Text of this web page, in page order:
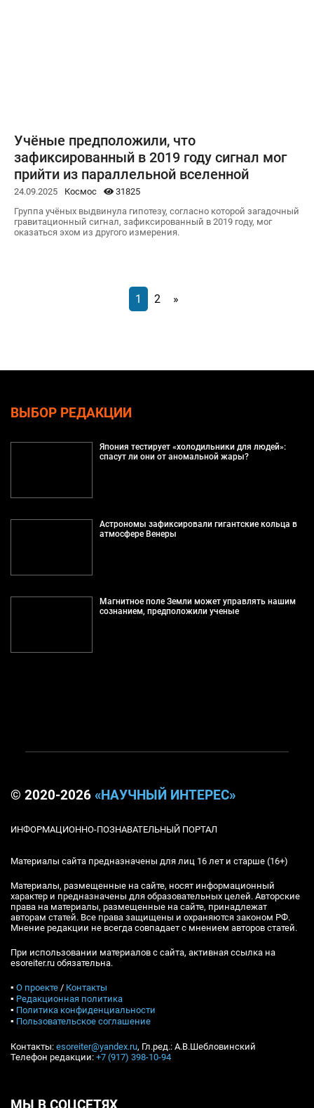
Учёные предположили, что
зафиксированный в 2019 году сигнал мог
прийти из параллельной вселенной
24.09.2025 Космос
31825
Группа учёных выдвинула гипотезу, согласно которой загадочный
гравитационный сигнал, зафиксированный в 2019 году, мог
оказаться эхом из другого измерения.
1 2 »
ВЫБОР РЕДАКЦИИ
Япония тестирует «холодильники для людей»:
спасут ли они от аномальной жары?
Астрономы зафиксировали гигантские кольца в
атмосфере Венеры
Магнитное поле Земли может управлять нашим
сознанием, предположили ученые
© 2020-2026 «НАУЧНЫЙ ИНТЕРЕС»
ИНФОРМАЦИОННО-ПОЗНАВАТЕЛЬНЫЙ ПОРТАЛ
Материалы сайта предназначены для лиц 16 лет и старше (16+)
Материалы, размещенные на сайте, носят информационный
характер и предназначены для образовательных целей. Авторские
права на материалы, размещенные на сайте, принадлежат
авторам статей. Все права защищены и охраняются законом РФ.
Мнение редакции не всегда совпадает с мнением авторов статей.
При использовании материалов с сайта, активная ссылка на
esoreiter.ru обязательна.
▪ О проекте / Контакты
▪ Редакционная политика
▪ Политика конфиденциальности
▪ Пользовательское соглашение
Контакты: esoreiter@yandex.ru, Гл.ред.: А.В.Шебловинский
Телефон редакции: +7 (917) 398-10-94
МЫ В СОЦСЕТЯХ